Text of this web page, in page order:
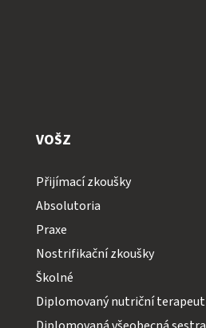
VOŠZ
Přijímací zkoušky
Absolutoria
Praxe
Nostrifikační zkoušky
Školné
Diplomovaný nutriční terapeut